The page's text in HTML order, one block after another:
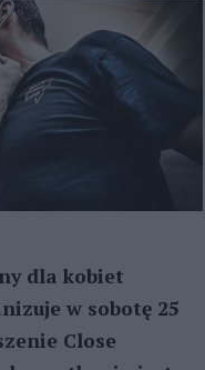
dla kobiet
w sobotę 25
Close